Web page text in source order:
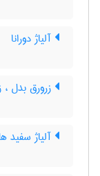
آلیاژ دورانا
زرورق بدل
آلیاژ سفید